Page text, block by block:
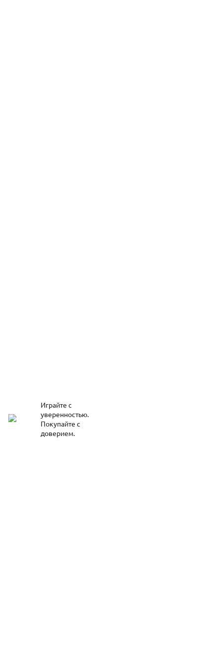
Играйте с
уверенностью.
Покупайте с
доверием.